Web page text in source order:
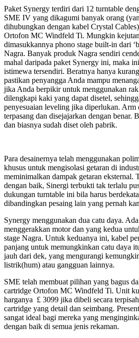
Paket Synergy terdiri dari 12 turntable
SME IV yang dikagumi banyak orang
dihubungkan dengan kabel Crystal
Ortofon MC Windfeld Ti. Mungkin kejutan
dimasukkannya phono stage built-in dari
Nagra. Banyak produk Nagra sendiri
mahal daripada paket Synergy ini, maka
istimewa tersendiri. Beratnya hanya
pastikan penyangga Anda mampu
jika Anda berpikir untuk menggunakan
dilengkapi kaki yang dapat disetel,
penyesuaian leveling jika diperlukan. Arm
terpasang dan disejajarkan dengan benar.
dan biasnya sudah diset oleh pabrik.
Para desainernya telah menggunakan
khusus untuk mengisolasi getaran di
meminimalkan dampak getaran eksternal.
dengan baik, Sinergi terbukti tak terlalu
dukungan turntable ini bila harus
dibandingkan pesaing lain yang pernah
Synergy menggunakan dua catu daya.
menggerakkan motor dan yang kedua
stage Nagra. Untuk keduanya ini, kabel
panjang untuk memungkinkan catu daya
jauh dari dek, yang mengurangi
listrik(hum) atau gangguan lainnya.
SME telah membuat pilihan yang bagus
cartridge Ortofon MC Windfeld Ti. Unit
harganya £ 3099 jika dibeli secara
cartridge yang detail dan seimbang.
sangat ideal bagi mereka yang
dengan baik di semua jenis rekaman.